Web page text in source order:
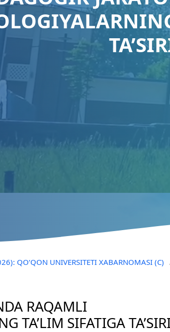
QO‘QON UNIVERSITETI XABARNOMASI (C)
RAQAMLI
TA’LIM SIFATIGA